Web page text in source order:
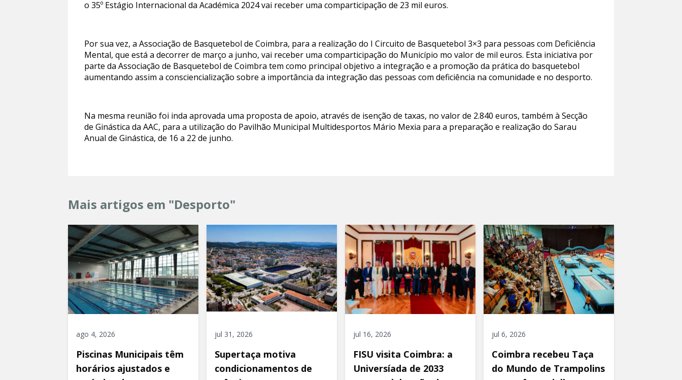
o 35º Estágio Internacional da Académica 2024 vai receber uma comparticipação de 23 mil euros.
Por sua vez, a Associação de Basquetebol de Coimbra, para a realização do I Circuito de Basquetebol 3×3 para pessoas com Deficiência
Mental, que está a decorrer de março a junho, vai receber uma comparticipação do Município mo valor de mil euros. Esta iniciativa por
parte da Associação de Basquetebol de Coimbra tem como principal objetivo a integração e a promoção da prática do basquetebol
aumentando assim a consciencialização sobre a importância da integração das pessoas com deficiência na comunidade e no desporto.
Na mesma reunião foi inda aprovada uma proposta de apoio, através de isenção de taxas, no valor de 2.840 euros, também à Secção
de Ginástica da AAC, para a utilização do Pavilhão Municipal Multidesportos Mário Mexia para a preparação e realização do Sarau
Anual de Ginástica, de 16 a 22 de junho.
Mais artigos em "Desporto"
ago 4, 2026
Piscinas Municipais têm
horários ajustados e
jul 31, 2026
Supertaça motiva
condicionamentos de
jul 16, 2026
FISU visita Coimbra: a
Universíada de 2033
jul 6, 2026
Coimbra recebeu Taça
do Mundo de Trampolins